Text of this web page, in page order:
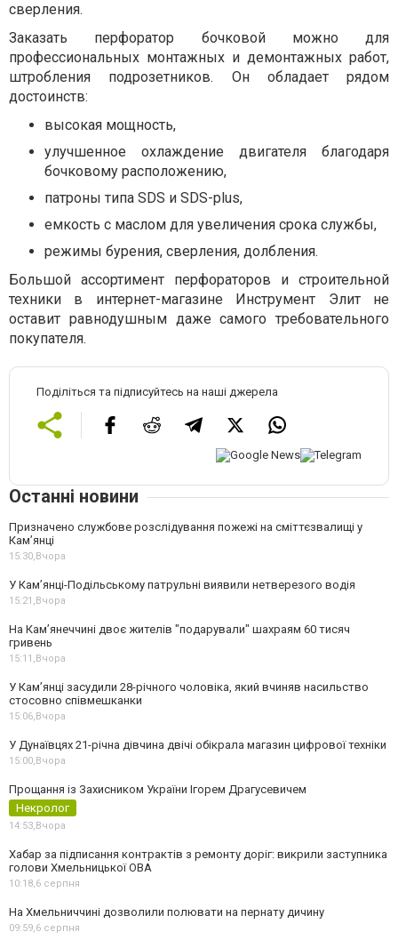
сверления.
Заказать перфоратор бочковой можно для
профессиональных монтажных и демонтажных работ,
штробления подрозетников. Он обладает рядом
достоинств:
высокая мощность,
улучшенное охлаждение двигателя благодаря
бочковому расположению,
патроны типа SDS и SDS-plus,
емкость с маслом для увеличения срока службы,
режимы бурения, сверления, долбления.
Большой ассортимент перфораторов и строительной
техники в интернет-магазине Инструмент Элит не
оставит равнодушным даже самого требовательного
покупателя.
Поділіться та підписуйтесь на наші джерела
Останні новини
Призначено службове розслідування пожежі на сміттєзвалищі у
Кам’янці
15:30,Вчора
У Кам’янці-Подільському патрульні виявили нетверезого водія
15:21,Вчора
На Камʼянеччині двоє жителів "подарували" шахраям 60 тисяч
гривень
15:11,Вчора
У Камʼянці засудили 28-річного чоловіка, який вчиняв насильство
стосовно співмешканки
15:06,Вчора
У Дунаївцях 21-річна дівчина двічі обікрала магазин цифрової техніки
15:00,Вчора
Прощання із Захисником України Ігорем Драгусевичем
Некролог
14:53,Вчора
Хабар за підписання контрактів з ремонту доріг: викрили заступника
голови Хмельницької ОВА
10:18,6 серпня
На Хмельниччині дозволили полювати на пернату дичину
09:59,6 серпня